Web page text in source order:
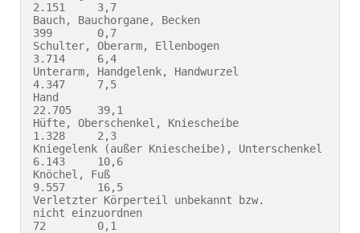
2.151     3,7
Bauch, Bauchorgane, Becken
399       0,7
Schulter, Oberarm, Ellenbogen
3.714     6,4
Unterarm, Handgelenk, Handwurzel
4.347     7,5
Hand
22.705    39,1
Hüfte, Oberschenkel, Kniescheibe
1.328     2,3
Kniegelenk (außer Kniescheibe), Unterschenkel
6.143     10,6
Knöchel, Fuß
9.557     16,5
Verletzter Körperteil unbekannt bzw.
nicht einzuordnen
72        0,1